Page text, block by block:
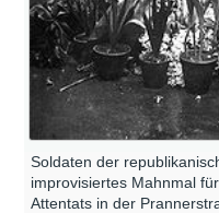
Soldaten der
improvisiertes Mahnmal
Attentats in der